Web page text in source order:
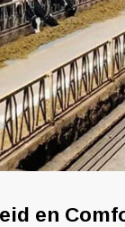
en